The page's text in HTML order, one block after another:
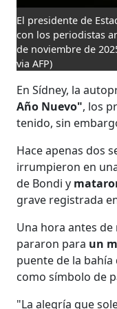
El presidente de
con los periodistas
de noviembre de
via AFP)
En Sídney, la
Año Nuevo", los
tenido, sin
Hace apenas dos
irrumpieron en
de Bondi y
grave registrada
Una hora antes
pararon para un
puente de la bahía
como símbolo de
"La alegría que